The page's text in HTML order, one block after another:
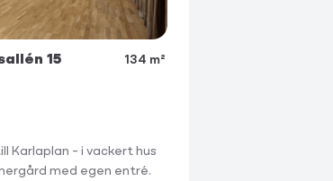
15
134 m²
Karlaplan – i vackert hus
med egen entré.